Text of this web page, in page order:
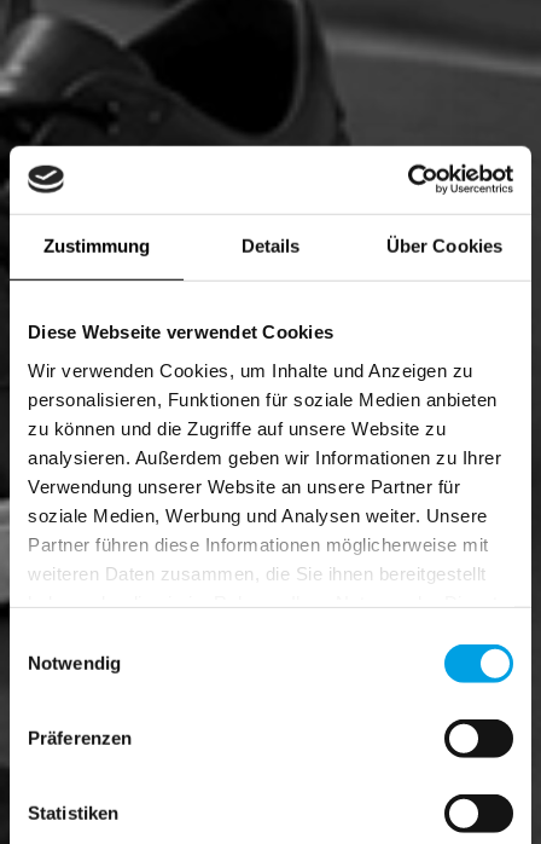
Zustimmung Details Über Cookies
Diese Webseite verwendet Cookies
Wir verwenden Cookies, um Inhalte und Anzeigen zu
personalisieren, Funktionen für soziale Medien anbieten
zu können und die Zugriffe auf unsere Website zu
analysieren. Außerdem geben wir Informationen zu Ihrer
Verwendung unserer Website an unsere Partner für
soziale Medien, Werbung und Analysen weiter. Unsere
Partner führen diese Informationen möglicherweise mit
weiteren Daten zusammen, die Sie ihnen bereitgestellt
Notwendig
Präferenzen
Statistiken